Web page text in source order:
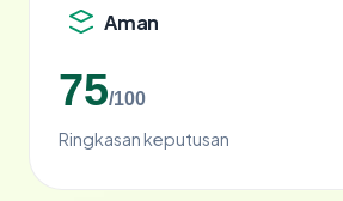
Aman
75/100
Ringkasan keputusan